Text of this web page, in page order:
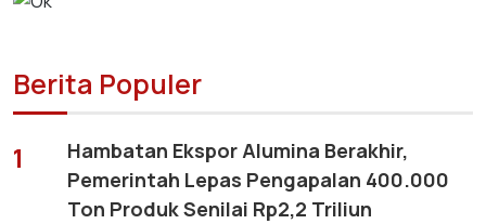
Berita Populer
1
Hambatan Ekspor Alumina Berakhir,
Pemerintah Lepas Pengapalan 400.000
Ton Produk Senilai Rp2,2 Triliun